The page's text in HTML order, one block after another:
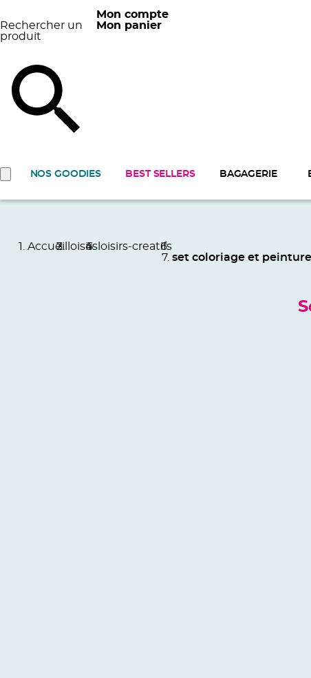
Rechercher un
produit
Mon compte
Mon panier
NOS GOODIES BEST SELLERS BAGAGERIE
Accueil loisirs loisirs-creatifs
set coloriage et peinture